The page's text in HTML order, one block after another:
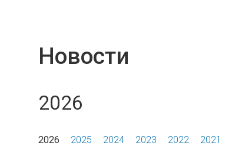
Новости
2026
2026 2025 2024 2023 2022 2021